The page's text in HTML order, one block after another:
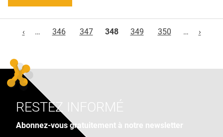
‹
… 346 347 348 349 350 … ›
RESTEZ INFORMÉ
Abonnez-vous gratuitement à notre newsletter